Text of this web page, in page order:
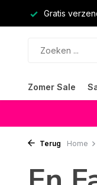
Gratis
Zomer Sale
Terug Home